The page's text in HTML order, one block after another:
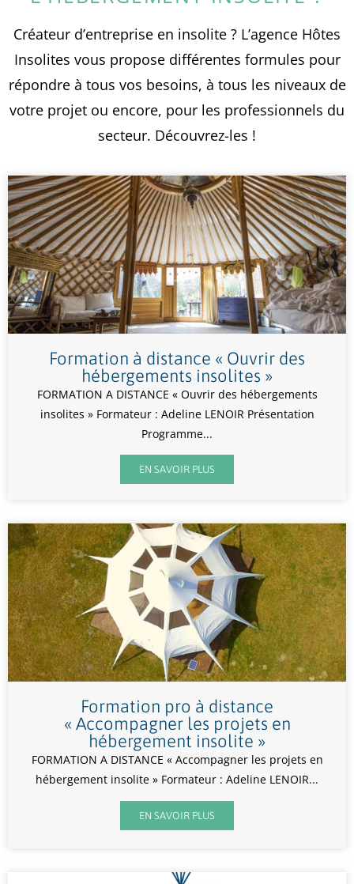
Créateur d’entreprise en insolite ? L’agence Hôtes
Insolites vous propose différentes formules pour
répondre à tous vos besoins, à tous les niveaux de
votre projet ou encore, pour les professionnels du
secteur. Découvrez-les !
Formation à distance « Ouvrir des
hébergements insolites »
FORMATION A DISTANCE « Ouvrir des hébergements
insolites » Formateur : Adeline LENOIR Présentation
Programme...
EN SAVOIR PLUS
Formation pro à distance
« Accompagner les projets en
hébergement insolite »
FORMATION A DISTANCE « Accompagner les projets en
hébergement insolite » Formateur : Adeline LENOIR...
EN SAVOIR PLUS